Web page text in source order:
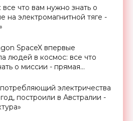
все что вам нужно знать о
на электромагнитной тяге -
SpaceX впервые
людей в космос: все что
о миссии - прямая
электричества
построили в Австралии -